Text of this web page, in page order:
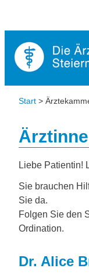
Start >
Liebe Patientin!
Sie brauchen
Sie da.
Folgen Sie den
Ordination.
Dr. Alice